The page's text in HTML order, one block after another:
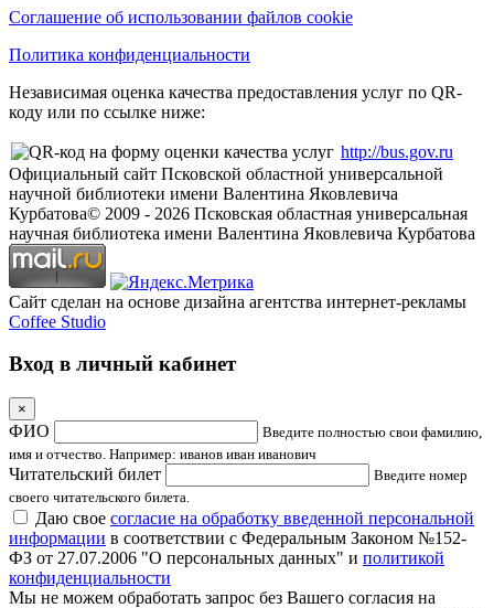
Соглашение об использовании файлов cookie
Политика конфиденциальности
Независимая оценка качества предоставления услуг по QR-
коду или по ссылке ниже:
http://bus.gov.ru
Официальный сайт Псковской областной универсальной
научной библиотеки имени Валентина Яковлевича
Курбатова© 2009 - 2026 Псковская областная универсальная
научная библиотека имени Валентина Яковлевича Курбатова
Сайт сделан на основе дизайна агентства интернет-рекламы
Coffee Studio
Вход в личный кабинет
×
ФИО
Введите полностью свои фамилию,
имя и отчество. Например: иванов иван иванович
Читательский билет
Введите номер
своего читательского билета.
Даю свое согласие на обработку введенной персональной
информации в соответствии с Федеральным Законом №152-
ФЗ от 27.07.2006 "О персональных данных" и политикой
конфиденциальности
Мы не можем обработать запрос без Вашего согласия на